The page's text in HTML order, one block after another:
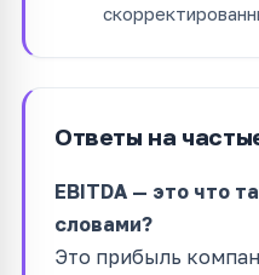
Ответы на
EBITDA — это что
словами?
Это прибыль